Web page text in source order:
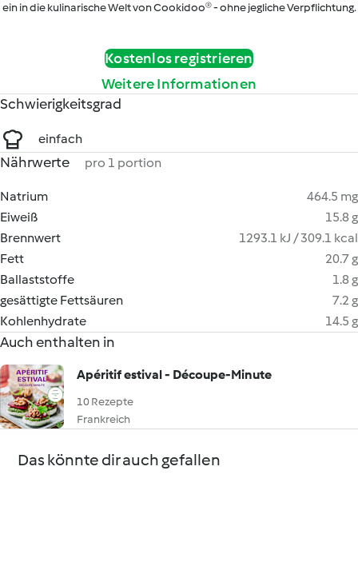
ein in die kulinarische Welt von Cookidoo® - ohne jegliche Verpflichtung.
Kostenlos registrieren
Weitere Informationen
Schwierigkeitsgrad
einfach
Nährwerte pro 1 portion
Natrium
464.5 mg
Eiweiß
15.8 g
Brennwert
1293.1 kJ / 309.1 kcal
Fett
20.7 g
Ballaststoffe
1.8 g
gesättigte Fettsäuren
7.2 g
Kohlenhydrate
14.5 g
Auch enthalten in
Apéritif estival - Découpe-Minute
10 Rezepte
Frankreich
Das könnte dir auch gefallen